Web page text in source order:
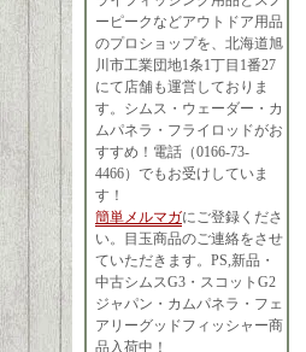
ーピークなどアウトドア用品
のプロショップを、北海道旭
川市工業団地1条1丁目1番27
にて店舗も運営しておりま
す。シムス・ウェーダー・カ
ムパネラ・フライロッドがお
すすめ！電話（0166-73-
4466）でもお受けしていま
す！
簡単メルマガにご登録くださ
い。目玉商品のご連絡をさせ
ていただきます。PS,新品・
中古シムスG3・スコットG2
ジャパン・カムパネラ・フェ
アリーグッドフィッシャー商
品入荷中！